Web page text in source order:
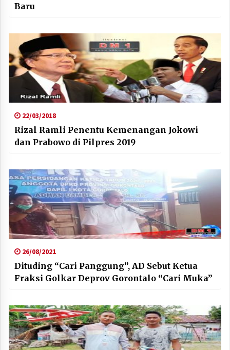
Baru
22/03/2018
Rizal Ramli Penentu Kemenangan Jokowi
dan Prabowo di Pilpres 2019
26/08/2021
Dituding “Cari Panggung”, AD Sebut Ketua
Fraksi Golkar Deprov Gorontalo “Cari Muka”